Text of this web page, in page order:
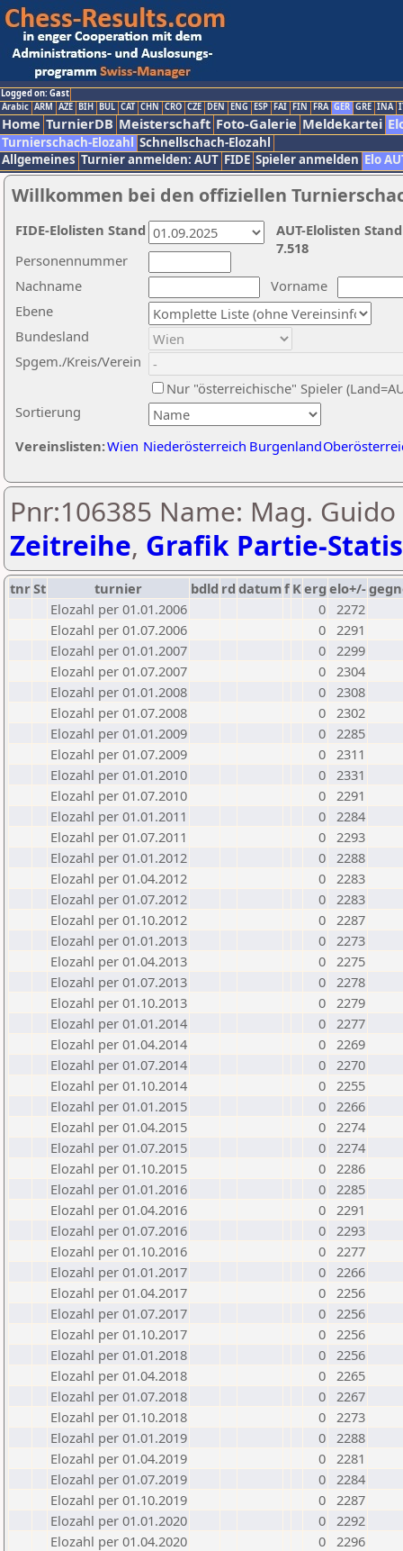
Logged on: Gast
Arabic ARM AZE BIH BUL CAT CHN CRO CZE DEN ENG ESP FAI FIN FRA GER GRE INA
Home TurnierDB Meisterschaft Foto-Galerie Meldekartei
Turnierschach-Elozahl Schnellschach-Elozahl
Allgemeines Turnier anmelden: AUT FIDE Spieler anmelden Elo
Willkommen bei den offiziellen
Nachname
Vorname
Ebene
Sortierung
Personennummer
Bundesland
Spgem./Kreis/Verein
Nur "österreichische" Spieler
Vereinslisten:Wien Niederösterreich Burgenland
AUT-Elolisten
7.518
FIDE-Elolisten Stand
Pnr:106385 Name: Mag.
Zeitreihe, Grafik Partie-
tnrSt turnier bdld rd datumf Kerg elo+/-
Elozahl per 01.01.2006
0 2272
Elozahl per 01.07.2006
0 2291
Elozahl per 01.01.2007
0 2299
Elozahl per 01.07.2007
0 2304
Elozahl per 01.01.2008
0 2308
Elozahl per 01.07.2008
0 2302
Elozahl per 01.01.2009
0 2285
Elozahl per 01.07.2009
0 2311
Elozahl per 01.01.2010
0 2331
Elozahl per 01.07.2010
0 2291
Elozahl per 01.01.2011
0 2284
Elozahl per 01.07.2011
0 2293
Elozahl per 01.01.2012
0 2288
Elozahl per 01.04.2012
0 2283
Elozahl per 01.07.2012
0 2283
Elozahl per 01.10.2012
0 2287
Elozahl per 01.01.2013
0 2273
Elozahl per 01.04.2013
0 2275
Elozahl per 01.07.2013
0 2278
Elozahl per 01.10.2013
0 2279
Elozahl per 01.01.2014
0 2277
Elozahl per 01.04.2014
0 2269
Elozahl per 01.07.2014
0 2270
Elozahl per 01.10.2014
0 2255
Elozahl per 01.01.2015
0 2266
Elozahl per 01.04.2015
0 2274
Elozahl per 01.07.2015
0 2274
Elozahl per 01.10.2015
0 2286
Elozahl per 01.01.2016
0 2285
Elozahl per 01.04.2016
0 2291
Elozahl per 01.07.2016
0 2293
Elozahl per 01.10.2016
0 2277
Elozahl per 01.01.2017
0 2266
Elozahl per 01.04.2017
0 2256
Elozahl per 01.07.2017
0 2256
Elozahl per 01.10.2017
0 2256
Elozahl per 01.01.2018
0 2256
Elozahl per 01.04.2018
0 2265
Elozahl per 01.07.2018
0 2267
Elozahl per 01.10.2018
0 2273
Elozahl per 01.01.2019
0 2288
Elozahl per 01.04.2019
0 2281
Elozahl per 01.07.2019
0 2284
Elozahl per 01.10.2019
0 2287
Elozahl per 01.01.2020
0 2292
Elozahl per 01.04.2020
0 2296